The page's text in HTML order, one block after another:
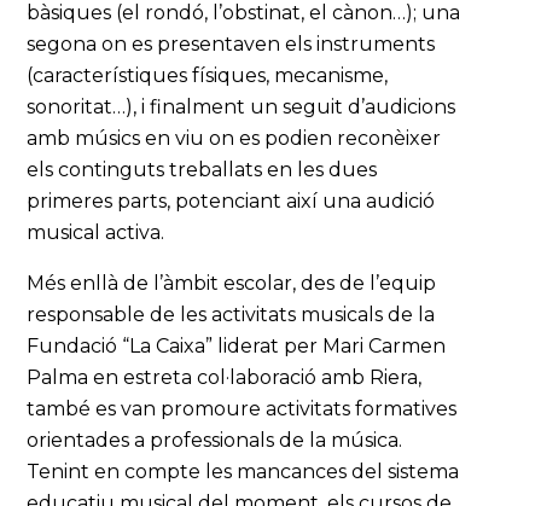
bàsiques (el rondó, l’obstinat, el cànon…); una
segona on es presentaven els instruments
(característiques físiques, mecanisme,
sonoritat…), i finalment un seguit d’audicions
amb músics en viu on es podien reconèixer
els continguts treballats en les dues
primeres parts, potenciant així una audició
musical activa.
Més enllà de l’àmbit escolar, des de l’equip
responsable de les activitats musicals de la
Fundació “La Caixa” liderat per Mari Carmen
Palma en estreta col·laboració amb Riera,
també es van promoure activitats formatives
orientades a professionals de la música.
Tenint en compte les mancances del sistema